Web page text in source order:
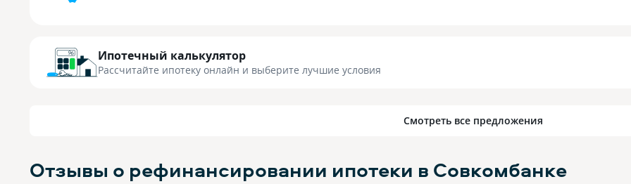
Ипотечный калькулятор
Рассчитайте ипотеку онлайн и выберите лучшие условия
Смотреть все предложения
Отзывы о рефинансировании ипотеки в Совкомбанке